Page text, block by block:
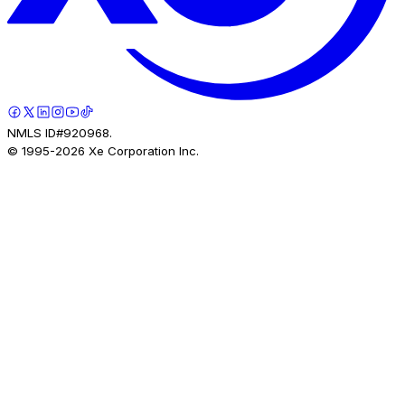
NMLS ID#920968.
© 1995-2026 Xe Corporation Inc.